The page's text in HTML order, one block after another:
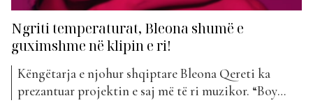
Ngriti temperaturat, Bleona shumë e
guximshme në klipin e ri!
Këngëtarja e njohur shqiptare Bleona Qereti ka
prezantuar projektin e saj më të ri muzikor. “Boy